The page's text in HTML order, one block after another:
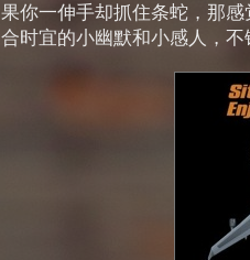
果你一伸手却抓住条蛇，那
合时宜的小幽默和小感人，不